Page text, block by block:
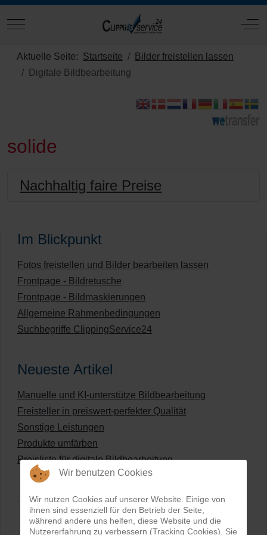
Mobile Menu Toggle Off-
Aktuelle Seite: Startseite
Bilder freistellen lassen
Digitale Bildbearbeitung
solide
Nachhaltig faire Preise
Im Blickpunkt
Fotos freistellen und Bilder bearbeiten lassen
Frontpage - Bildretusche
Frontpage - Bildmaskierungen
Allgemeine Rahmenbedingungen
Suchbegriffe ClippingService24
Neueste Artikel
Manuelle und KI-unterstütze Bildbearbeitung
Freisteller in preiswert-perfekter Qualität
Sonstige Leistungen
Produkte umfärben
Preisliste für digitale Bildbearbeitung
Wir benutzen Cookies
Wir nutzen Cookies auf unserer Website. Einige von
ihnen sind essenziell für den Betrieb der Seite,
während andere uns helfen, diese Website und die
Nutzererfahrung zu verbessern (Tracking Cookies). Sie